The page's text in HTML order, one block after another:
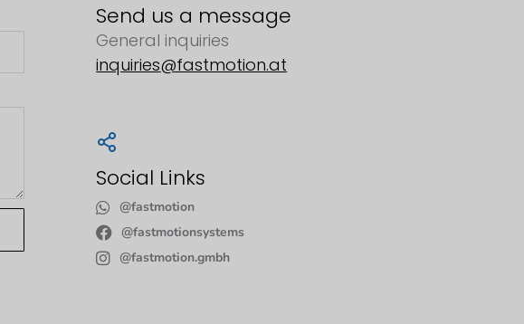
Send us a message
General inquiries
inquiries@fastmotion.at
Social Links
@fastmotion
@fastmotionsystems
@fastmotion.gmbh